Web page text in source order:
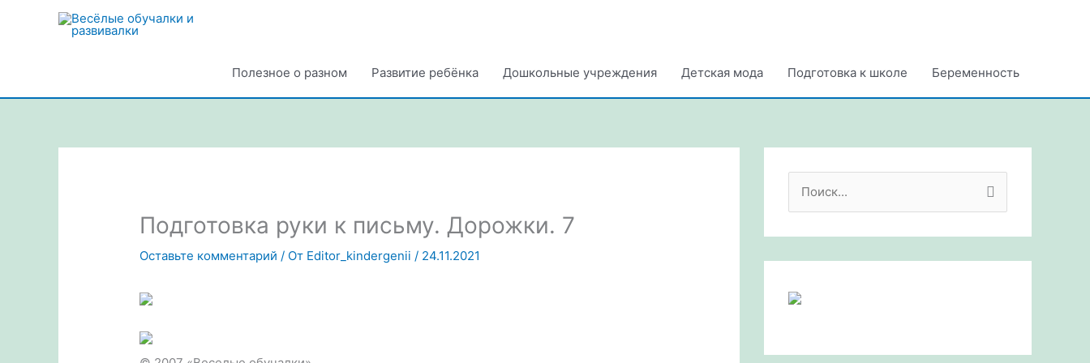
Полезное о разном
Развитие ребёнка Дошкольные учреждения Детская мода Подготовка к школе Беременность
Подготовка руки к письму. Дорожки. 7
Оставьте комментарий / От Editor_kindergenii/ 24.11.2021
: